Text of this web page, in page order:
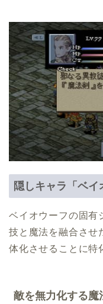
隠しキャラ「ベイ
ベイオウーフの固有
技と魔法を融合させ
体化させることに特
敵を無力化する魔